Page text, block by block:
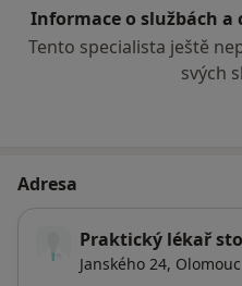
Informace o službách a
Tento specialista ještě
svých
Adresa
Praktický lékař
Janského 24, Olomouc